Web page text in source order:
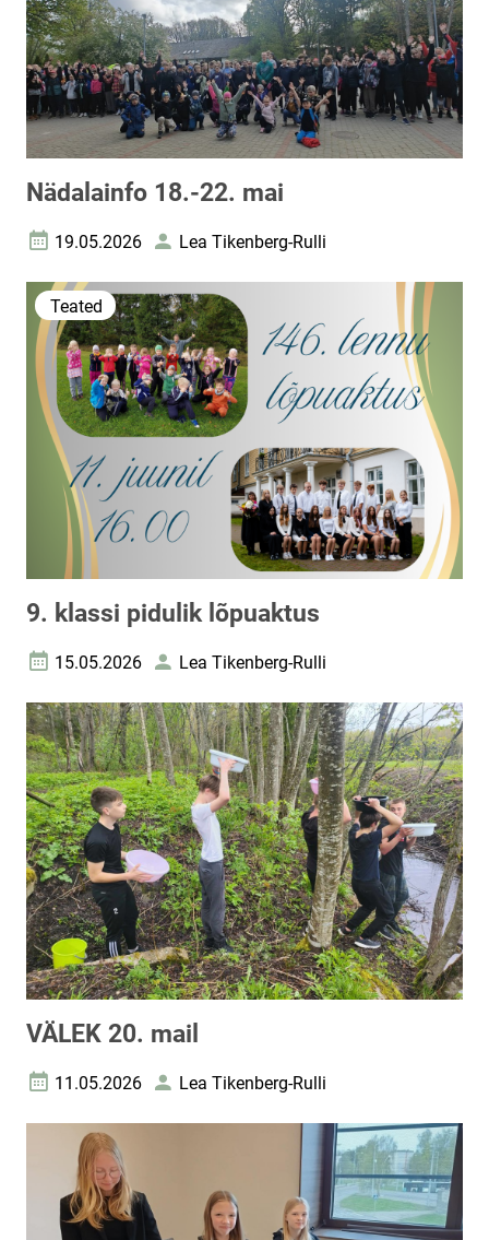
Nädalainfo 18.-22. mai
Loomise kuupäev
19.05.2026 AutorLea Tikenberg-Rulli
Teated
9. klassi pidulik lõpuaktus
Loomise kuupäev
15.05.2026 AutorLea Tikenberg-Rulli
VÄLEK 20. mail
Loomise kuupäev
11.05.2026 AutorLea Tikenberg-Rulli